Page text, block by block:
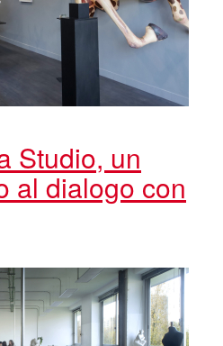
Studio, un
al dialogo con